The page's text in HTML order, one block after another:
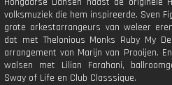
volksmuziek die hem inspireerde. Sven
grote orkestarrangeurs van weleer
dat met Thelonious Monks Ruby My
arrangement van Marijn van Prooijen.
walsen met Lilian Farahani,
Sway of Life en Club Classsique.